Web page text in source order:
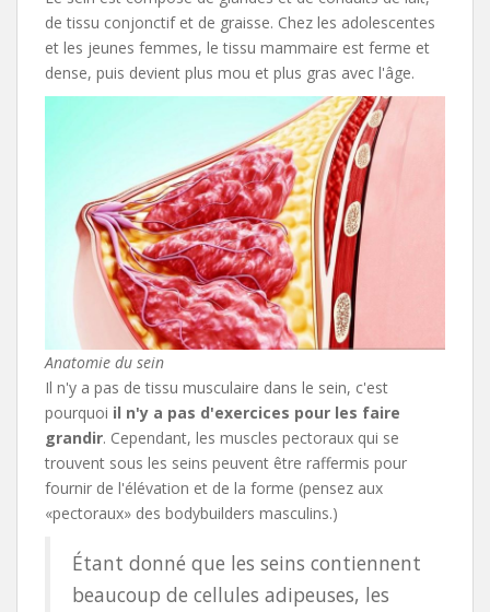
de tissu conjonctif et de graisse. Chez les adolescentes
et les jeunes femmes, le tissu mammaire est ferme et
dense, puis devient plus mou et plus gras avec l'âge.
Anatomie du sein
Il n'y a pas de tissu musculaire dans le sein, c'est
pourquoi il n'y a pas d'exercices pour les faire
grandir. Cependant, les muscles pectoraux qui se
trouvent sous les seins peuvent être raffermis pour
fournir de l'élévation et de la forme (pensez aux
«pectoraux» des bodybuilders masculins.)
Étant donné que les seins contiennent
beaucoup de cellules adipeuses, les